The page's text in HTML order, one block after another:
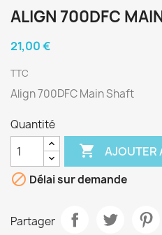
ALIGN 700DFC
21,00 €
TTC
Align 700DFC Main Shaft
Quantité
 AJOUTER
 Délai sur demande
Partager